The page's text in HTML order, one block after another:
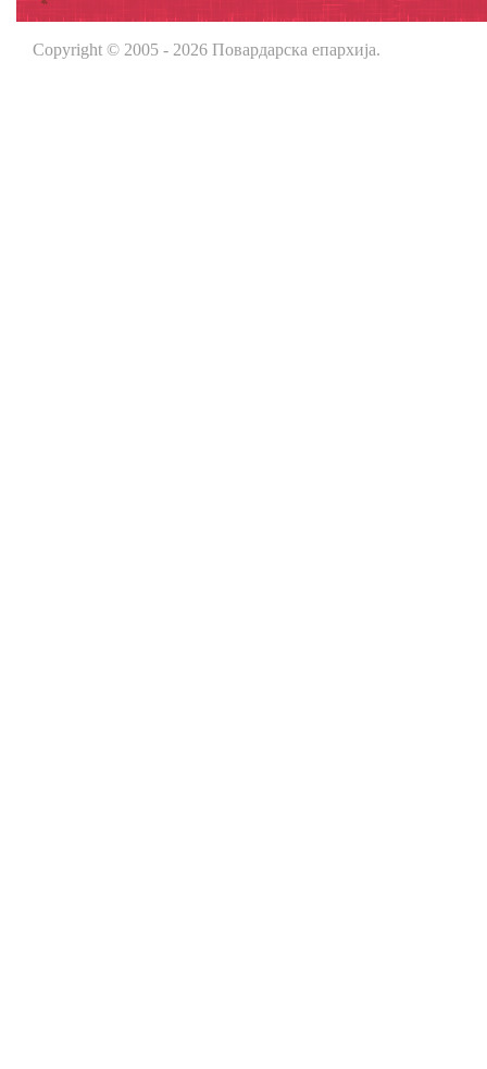
Copyright © 2005 - 2026 Повардарска епархија.